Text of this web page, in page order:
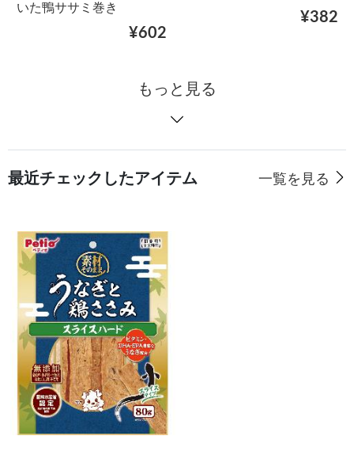
いた鴨ササミ巻き
¥602
¥382
もっと見る
最近チェックしたアイテム 一覧を見る